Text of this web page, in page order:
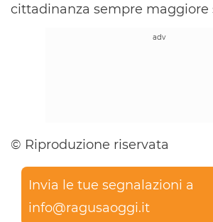
cittadinanza sempre maggiore
© Riproduzione riservata
Invia le tue segnalazioni a
info@ragusaoggi.it